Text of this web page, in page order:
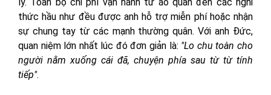
ly. Toàn bộ chi phí vận hành từ áo quan đến các nghi
thức hầu như đều được anh hỗ trợ miễn phí hoặc nhận
sự chung tay từ các mạnh thường quân. Với anh Đức,
quan niệm lớn nhất lúc đó đơn giản là: "Lo chu toàn cho
người nằm xuống cái đã, chuyện phía sau từ từ tính
tiếp".